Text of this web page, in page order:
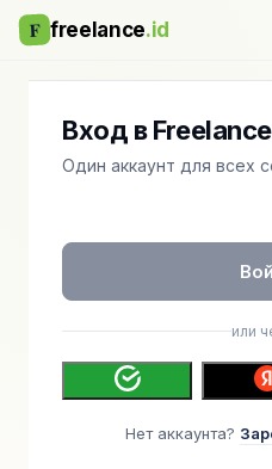
F freelance.id
Вход в Freelance
Один аккаунт для всех
или
Нет аккаунта?